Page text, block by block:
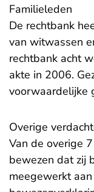
Familieleden
De rechtbank
van witwassen
rechtbank acht
akte in 2006.
voorwaardelijke
Overige
Van de overige
bewezen dat zij
meegewerkt